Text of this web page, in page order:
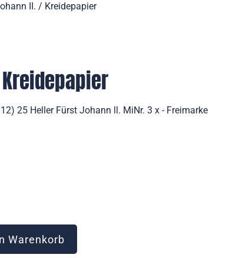
II. / Kreidepapier
25 Heller Fürst Johann ll. MiNr. 3 x - Freimarke
Warenkorb